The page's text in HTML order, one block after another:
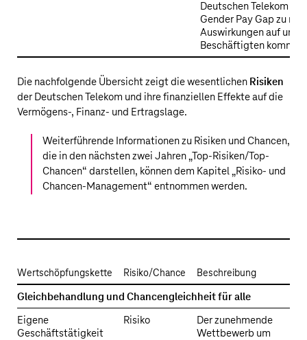
Deutschen Telekom
Gender Pay Gap zu
Auswirkungen auf
Beschäftigten kommen
Die nachfolgende Übersicht zeigt die wesentlichen Risiken
der Deutschen Telekom und ihre finanziellen Effekte auf die
Vermögens-, Finanz- und Ertragslage.
Weiterführende Informationen zu Risiken und Chancen,
die in den nächsten zwei Jahren „Top-Risiken/Top-
Chancen“ darstellen, können dem Kapitel „Risiko- und
Chancen-Management“ entnommen werden.
ESRS
2
SBM-
Wertschöpfungskette Risiko/Chance Beschreibung
Gleichbehandlung und Chancengleichheit für alle
Eigene
Geschäftstätigkeit
Risiko
Der zunehmende
Wettbewerb um